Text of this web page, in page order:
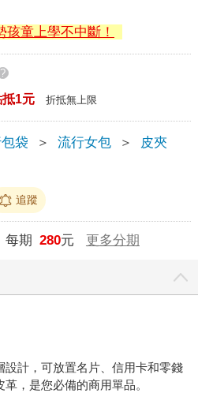
童上學不中斷！
?
1元 折抵無上限
袋 ＞ 流行女包 ＞ 皮夾
追蹤
每期 280元 更多分期
計，可放置名片、信用卡和零錢
，是您必備的商用單品。